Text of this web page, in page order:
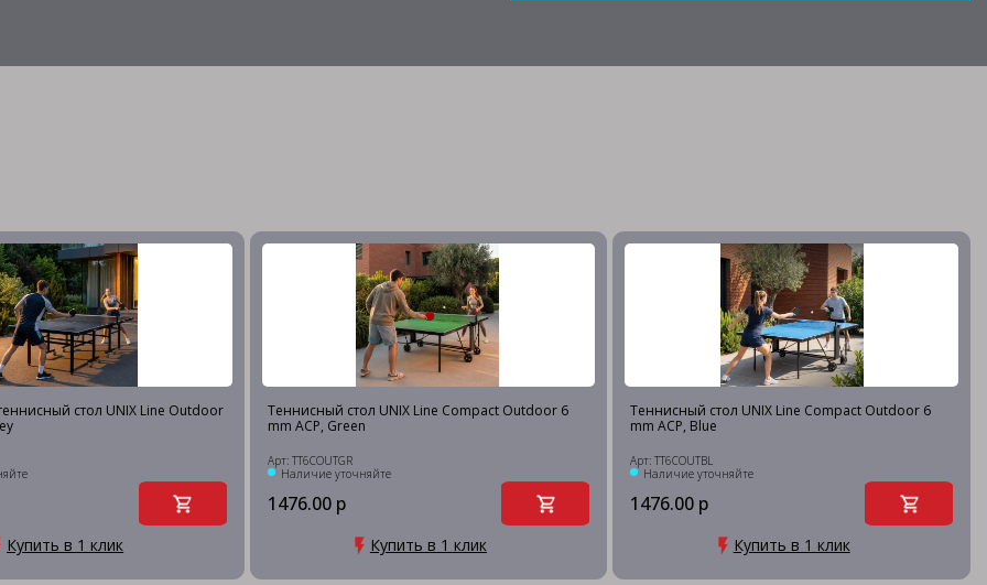
стол UNIX Line Outdoor
Купить в 1 клик
Теннисный стол UNIX Line Compact Outdoor 6
mm ACP, Green
Арт: TT6COUTGR
Наличие уточняйте
1476.00 р
Купить в 1 клик
Теннисный стол UNIX Line Compact Outdoor 6
mm ACP, Blue
Арт: TT6COUTBL
Наличие уточняйте
1476.00 р
Купить в 1 клик